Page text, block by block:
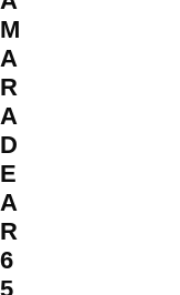
M
A
R
A
D
E
A
R
6
5